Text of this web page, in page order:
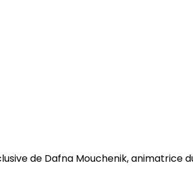
de Dafna Mouchenik,